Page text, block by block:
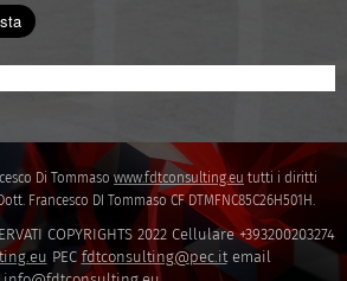
Di Tommaso www.fdtconsulting.eu tutti i diritti
Francesco DI Tommaso CF DTMFNC85C26H501H.
COPYRIGHTS 2022 Cellulare +393200203274
PEC fdtconsulting@pec.itemail